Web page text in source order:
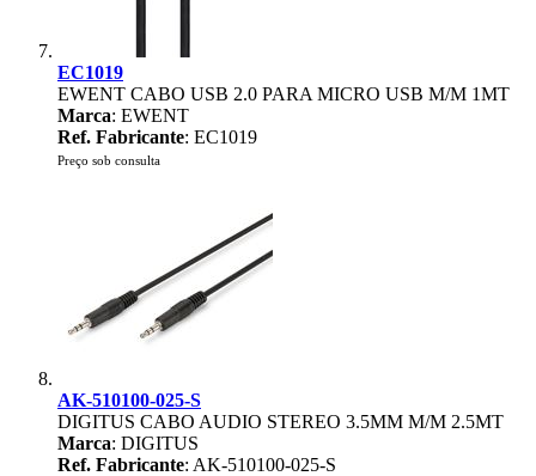
EC1019
EWENT CABO USB 2.0 PARA MICRO USB M/M 1MT
Marca: EWENT
Ref. Fabricante: EC1019
Preço sob consulta
AK-510100-025-S
DIGITUS CABO AUDIO STEREO 3.5MM M/M 2.5MT
Marca: DIGITUS
Ref. Fabricante: AK-510100-025-S